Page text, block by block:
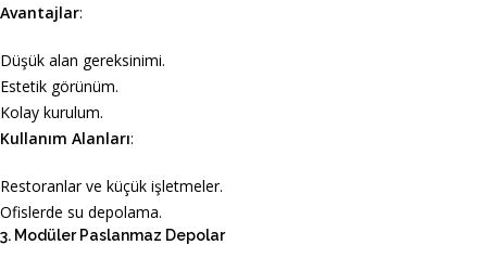
Avantajlar:
Düşük alan gereksinimi.
Estetik görünüm.
Kolay kurulum.
Kullanım Alanları:
Restoranlar ve küçük işletmeler.
Ofislerde su depolama.
3. Modüler Paslanmaz Depolar